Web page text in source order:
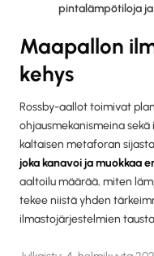
pintalämpötiloja
Maapallon
kehys
Rossby-aallot toimivat
ohjausmekanismeina
kaltaisen metaforan
joka kanavoi ja muokkaa
aaltoilu määrää, miten
tekee niistä yhden
ilmastojärjestelmien